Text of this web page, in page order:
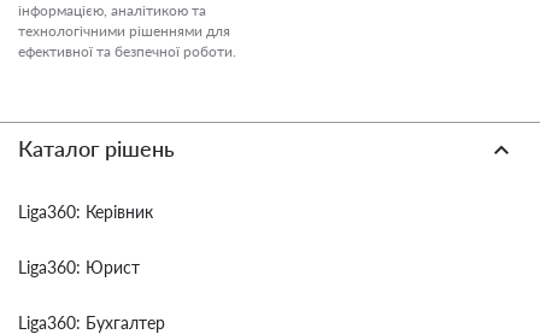
інформацією, аналітикою та
технологічними рішеннями для
ефективної та безпечної роботи.
Каталог рішень
Liga360: Керівник
Liga360: Юрист
Liga360: Бухгалтер